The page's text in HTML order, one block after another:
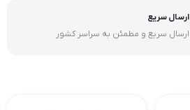
ارسال سریع
ارسال سریع و مطمئن به سراسر کشور